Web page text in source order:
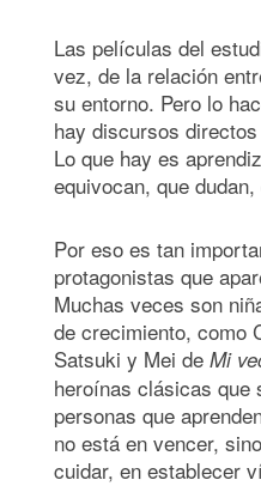
Las películas del
vez, de la relación
su entorno. Pero lo
hay discursos
Lo que hay es
equivocan, que
Por eso es tan
protagonistas que
Muchas veces son
de crecimiento, como
Satsuki y Mei de Mi
heroínas clásicas que
personas que
no está en vencer,
cuidar, en establecer